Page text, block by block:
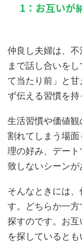
1：お互いが
仲良し夫婦は、
まで話し合いを
て当たり前」と
ず伝える習慣を持
生活習慣や価値
割れてしまう場
理の好み、デー
致しないシーンが
そんなときには
す。どちらか一
探すのです。お互
を探していると